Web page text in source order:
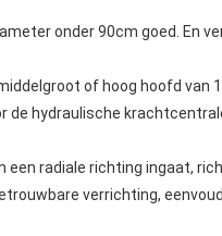
onder 90cm goed. En
of hoog hoofd van
de hydraulische
radiale richting ingaat,
verrichting,